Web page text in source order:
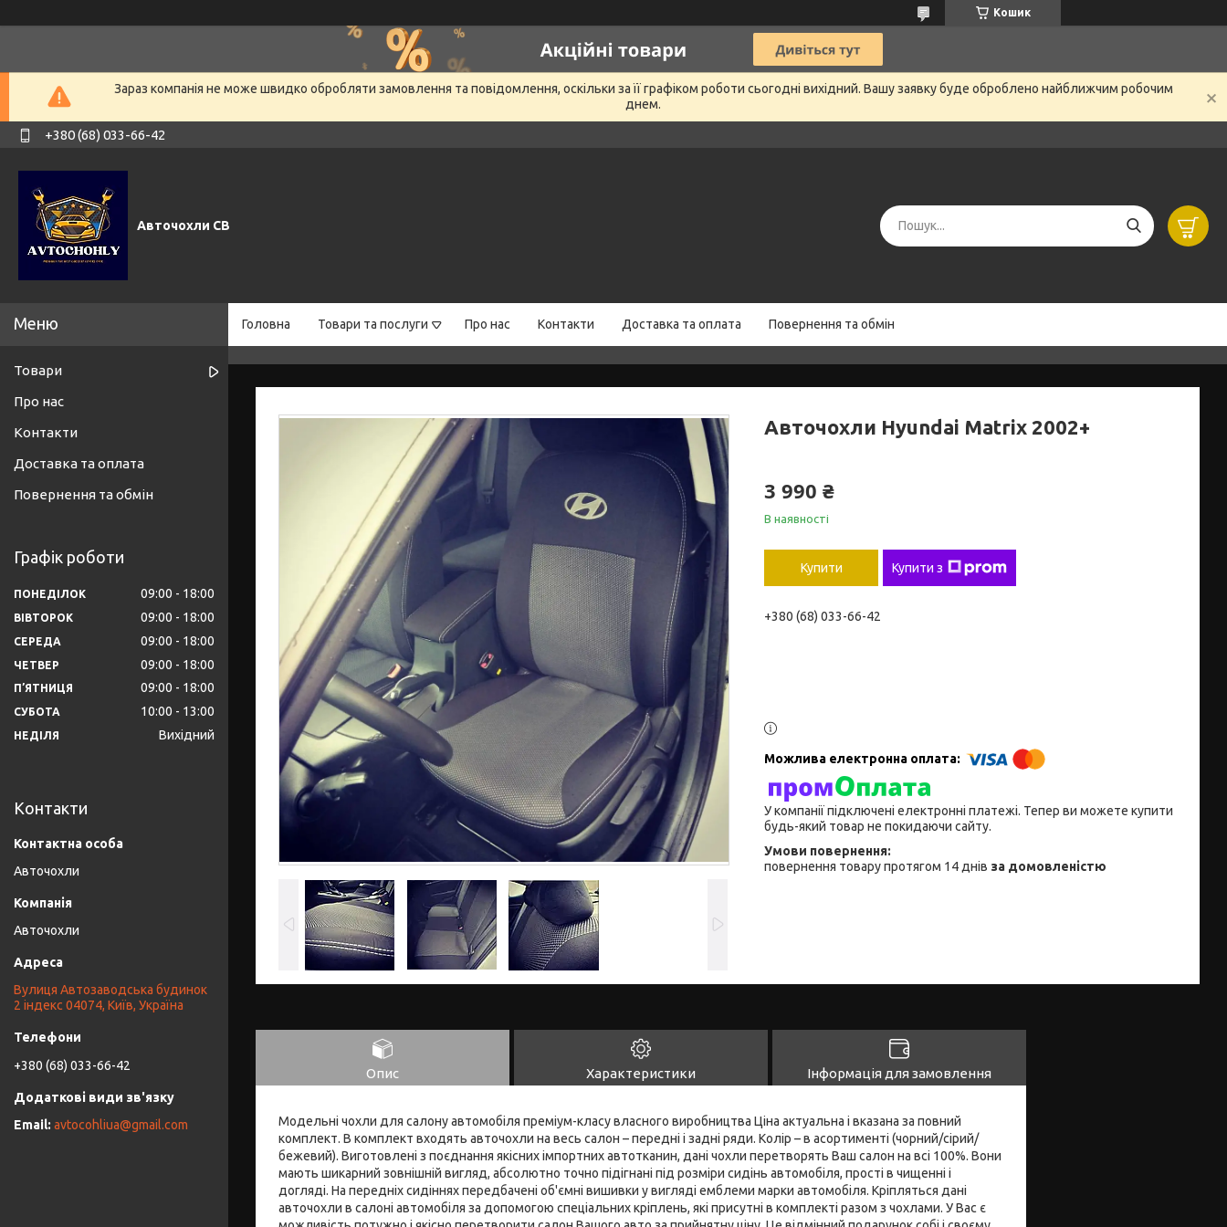
Кошик
Зараз компанія не може швидко обробляти замовлення та повідомлення, оскільки за її графіком роботи сьогодні вихідний. Вашу заявку буде оброблено найближчим робочим
днем.
+380 (68) 033-66-42
Авточохли СВ
Головна Товари та послуги Про нас Контакти Доставка та оплата Повернення та обмін
Авточохли Hyundai Matrix 2002+
3 990 ₴
В наявності
Купити Купити з
+380 (68) 033-66-42
У компанії підключені електронні платежі. Тепер ви можете купити
будь-який товар не покидаючи сайту.
повернення товару протягом 14 днів за домовленістю
Опис Характеристики Інформація для замовлення
Модельні чохли для салону автомобіля преміум-класу власного виробництва Ціна актуальна і вказана за повний
комплект. В комплект входять авточохли на весь салон – передні і задні ряди. Колір – в асортименті (чорний/сірий/
бежевий). Виготовлені з поєднання якісних імпортних автотканин, дані чохли перетворять Ваш салон на всі 100%. Вони
мають шикарний зовнішній вигляд, абсолютно точно підігнані під розміри сидінь автомобіля, прості в чищенні і
догляді. На передніх сидіннях передбачені об'ємні вишивки у вигляді емблеми марки автомобіля. Кріпляться дані
авточохли в салоні автомобіля за допомогою спеціальних кріплень, які присутні в комплекті разом з чохлами. У Вас є
Товари
Про нас
Контакти
Доставка та оплата
Повернення та обмін
Графік роботи
ПОНЕДІЛОК 09:00 18:00
ВІВТОРОК 09:00 18:00
СЕРЕДА 09:00 18:00
ЧЕТВЕР 09:00 18:00
ПʼЯТНИЦЯ 09:00 18:00
СУБОТА 10:00 13:00
НЕДІЛЯ Вихідний
Контакти
Авточохли
Авточохли
Вулиця Автозаводська будинок
2 індекс 04074, Київ, Україна
+380 (68) 033-66-42
avtocohliua@gmail.com